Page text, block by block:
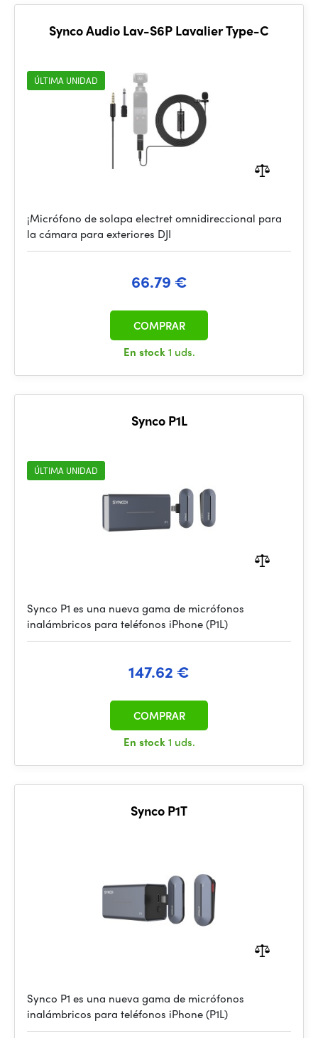
Synco Audio Lav-S6P Lavalier Type-C
ÚLTIMA UNIDAD
¡Micrófono de solapa electret omnidireccional para
la cámara para exteriores DJI
66.79 €
En stock1 uds.
COMPRAR
Synco P1L
ÚLTIMA UNIDAD
Synco P1 es una nueva gama de micrófonos
inalámbricos para teléfonos iPhone (P1L)
147.62 €
En stock1 uds.
COMPRAR
Synco P1T
Synco P1 es una nueva gama de micrófonos
inalámbricos para teléfonos iPhone (P1L)